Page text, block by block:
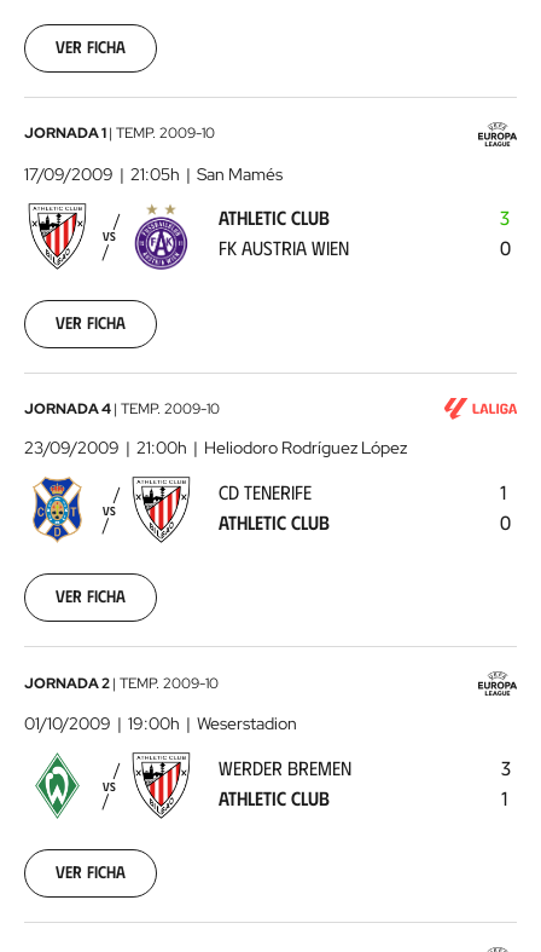
13
00:00:00
Ver ficha
Athletic
Club
-
FK
Austria
09-
17
00:00:00
JORNADA 1| TEMP. 2009-10
17/09/2009 21:05h San Mamés
VS
ATHLETIC CLUB
FK AUSTRIA WIEN
3
0
Ver ficha
CD
Tenerife
Athletic
Club2009-
23
00:00:00
JORNADA 4| TEMP. 2009-10
23/09/2009 21:00h Heliodoro Rodríguez López
VS
CD TENERIFE
ATHLETIC CLUB
1
0
Ver ficha
Werder
Bremen
Athletic
Club2009-
01
00:00:00
JORNADA 2| TEMP. 2009-10
01/10/2009 19:00h Weserstadion
VS
WERDER BREMEN
ATHLETIC CLUB
3
1
Ver ficha